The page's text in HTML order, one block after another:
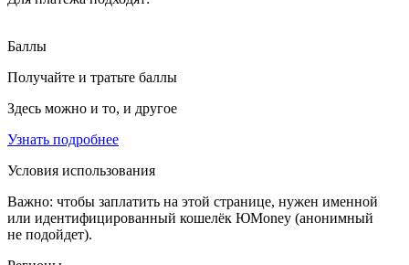
Баллы
Получайте и тратьте баллы
Здесь можно и то, и другое
Узнать подробнее
Условия использования
Важно: чтобы заплатить на этой странице, нужен именной
или идентифицированный кошелёк ЮMoney (анонимный
не подойдет).